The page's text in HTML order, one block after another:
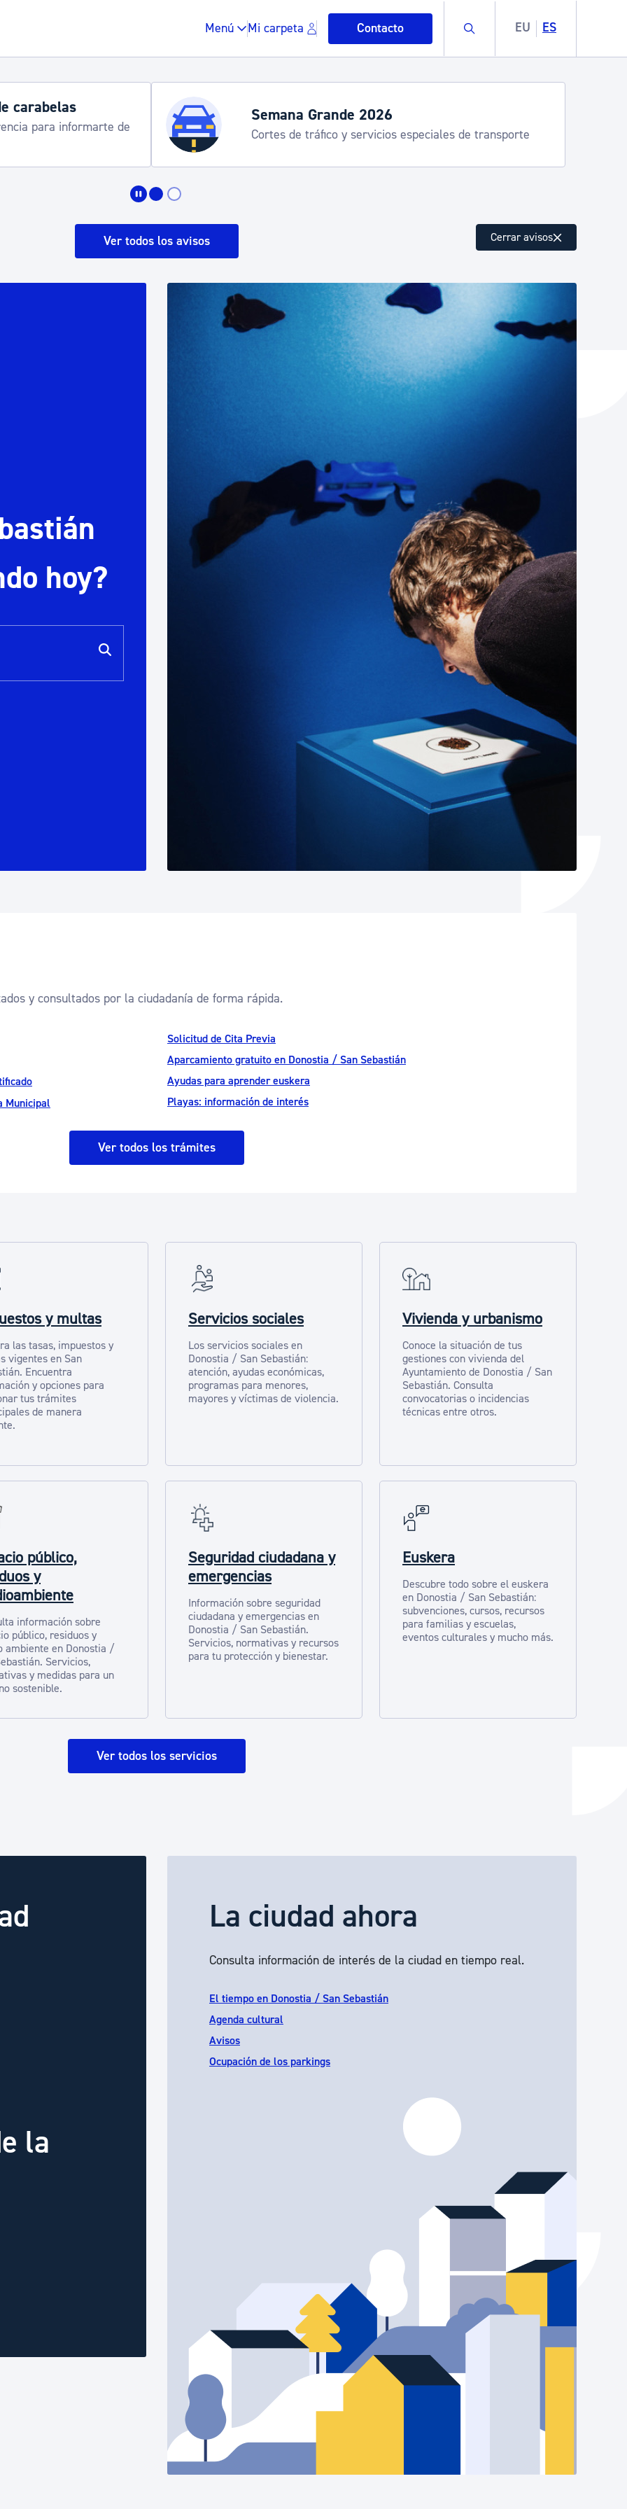
Menú Mi carpeta Contacto Buscar EU ES
Espacio público, residuos y medioambiente
Euskera
Desarrollo económico y empleo
Cultura
Turismo
Catálogo de trámites
Ayuda a la tramitación
Horarios y servicios de verano
Udalinfo, Donostia Kirola, Donostia Kultura, San Telmo,
Urgull, Hondalea, Turismo
Ver todos los avisos Cerrar avisos
hoy?
y consultados por la ciudadanía de forma rápida.
Municipal
Solicitud de Cita Previa
Aparcamiento gratuito en Donostia / San Sebastián
Ayudas para aprender euskera
Playas: información de interés
Ver todos los trámites
y multas
las tasas, impuestos y
vigentes en San
Encuentra
y opciones para
tus trámites
de manera
Servicios sociales
Los servicios sociales en
Donostia / San Sebastián:
atención, ayudas económicas,
programas para menores,
mayores y víctimas de violencia.
Vivienda y urbanismo
Conoce la situación de tus
gestiones con vivienda del
Ayuntamiento de Donostia / San
Sebastián. Consulta
convocatorias o incidencias
técnicas entre otros.
público,
y
información sobre
público, residuos y
ambiente en Donostia /
Servicios,
y medidas para un
sostenible.
Seguridad ciudadana y
emergencias
Información sobre seguridad
ciudadana y emergencias en
Donostia / San Sebastián.
Servicios, normativas y recursos
para tu protección y bienestar.
Euskera
Descubre todo sobre el euskera
en Donostia / San Sebastián:
subvenciones, cursos, recursos
para familias y escuelas,
eventos culturales y mucho más.
Ver todos los servicios
la
La ciudad ahora
Consulta información de interés de la ciudad en tiempo real.
El tiempo en Donostia / San Sebastián
Agenda cultural
Avisos
Ocupación de los parkings